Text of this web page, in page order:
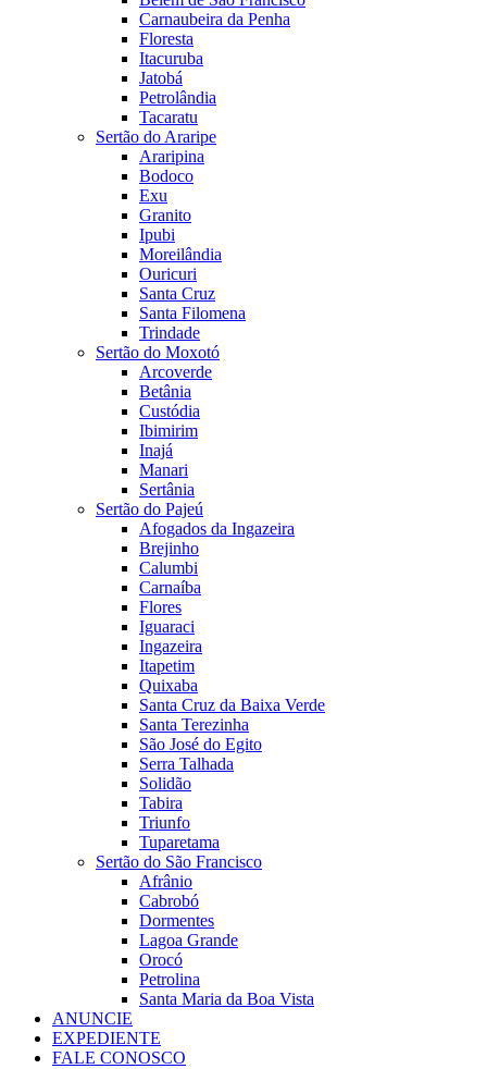
Carnaubeira da Penha
Floresta
Itacuruba
Jatobá
Petrolândia
Tacaratu
Sertão do Araripe
Araripina
Bodoco
Exu
Granito
Ipubi
Moreilândia
Ouricuri
Santa Cruz
Santa Filomena
Trindade
Sertão do Moxotó
Arcoverde
Betânia
Custódia
Ibimirim
Inajá
Manari
Sertânia
Sertão do Pajeú
Afogados da Ingazeira
Brejinho
Calumbi
Carnaíba
Flores
Iguaraci
Ingazeira
Itapetim
Quixaba
Santa Cruz da Baixa Verde
Santa Terezinha
São José do Egito
Serra Talhada
Solidão
Tabira
Triunfo
Tuparetama
Sertão do São Francisco
Afrânio
Cabrobó
Dormentes
Lagoa Grande
Orocó
Petrolina
Santa Maria da Boa Vista
ANUNCIE
EXPEDIENTE
FALE CONOSCO